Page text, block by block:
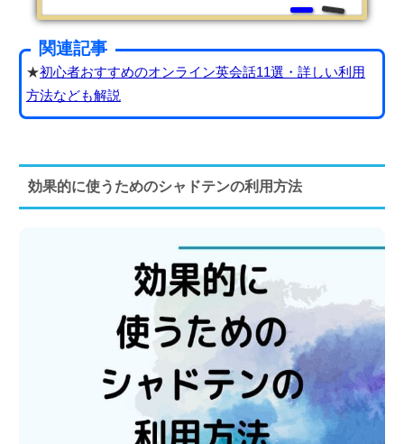
関連記事
★初心者おすすめのオンライン英会話11選・詳しい利用
方法なども解説
効果的に使うためのシャドテンの利用方法